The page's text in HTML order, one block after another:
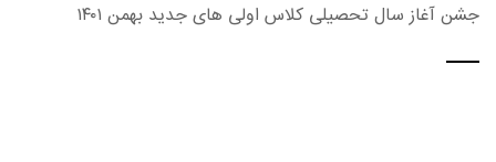
جشن آغاز سال تحصیلی کلاس اولی های جدید بهمن ۱۴۰۱